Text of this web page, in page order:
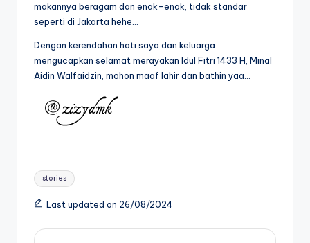
makannya beragam dan enak-enak, tidak standar
seperti di Jakarta hehe…
Dengan kerendahan hati saya dan keluarga
mengucapkan selamat merayakan Idul Fitri 1433 H, Minal
Aidin Walfaidzin, mohon maaf lahir dan bathin yaa…
Tags:
stories
Last updated on 26/08/2024